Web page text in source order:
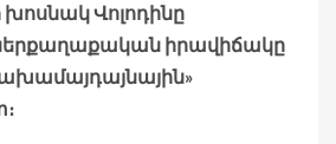
Վոլոդինը
իրավիճակը